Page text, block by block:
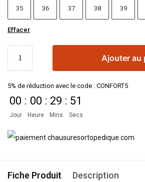
35 36 37 38 39
Effacer
Ajouter au
5% de réduction avec le code : CONFORT5
00
Jour
: 00
Heure
: 29
Mins
: 51
Secs
Fiche Produit Description